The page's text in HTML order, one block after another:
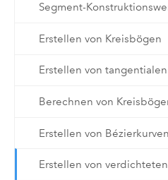
Segment-
Erstellen von Kreisbögen
Erstellen von
Berechnen von
Erstellen von Bézierkurven
Erstellen von